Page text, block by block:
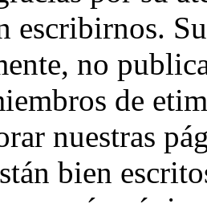
escribirnos.
no
de
nuestras
bien